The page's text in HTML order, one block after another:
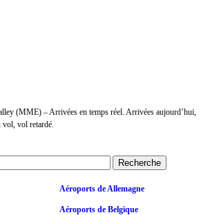
(MME) – Arrivées en temps réel. Arrivées aujourd’hui,
vol retardé.
Aéroports de Allemagne
Aéroports de Belgique